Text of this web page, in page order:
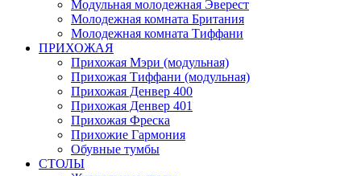
Модульная молодежная Эверест
Молодежная комната Британия
Молодежная комната Тиффани
ПРИХОЖАЯ
Прихожая Мэри (модульная)
Прихожая Тиффани (модульная)
Прихожая Денвер 400
Прихожая Денвер 401
Прихожая Фреска
Прихожие Гармония
Обувные тумбы
СТОЛЫ